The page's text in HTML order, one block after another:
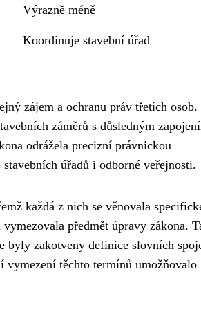
Výrazně méně
Koordinuje stavební úřad
zájem a ochranu práv třetích osob.
záměrů s důsledným
odrážela precizní právnickou
úřadů i odborné veřejnosti.
každá z nich se věnovala
předmět úpravy zákona.
byly zakotveny definice slovních
vymezení těchto termínů umožňovalo